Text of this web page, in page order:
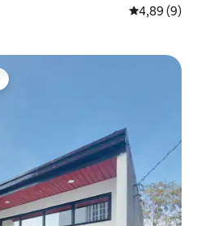
Note
4,89 (9)